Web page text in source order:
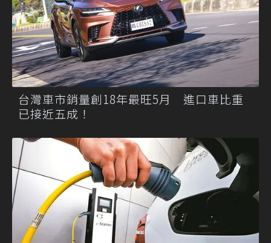
台灣車市銷量創18年最旺5月 進口車比重
已接近五成！